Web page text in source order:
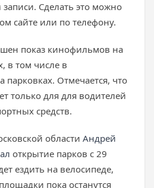
Сделать это можно
сайте или по телефону.
показ кинофильмов на
в том числе в
парковках. Отмечается, что
только для для водителей
средств.
области Андрей
открытие парков с 29
ездить на велосипеде,
пока останутся